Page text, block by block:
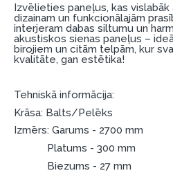
Līzinga līgumu drīkst
kura ir norādīta kredīta
Papildu informācija:
preču piegādes
garantijas un atgriesanas
Finansiālā atbildība:
Aicinām aizņemties
lūdzu, izvērtējiet savas
Izvēlieties paneļus, kas
dizainam un funkcionālajām
interjeram dabas siltumu un
akustiskos sienas paneļus –
birojiem un citām telpām, kur
kvalitāte, gan estētika!
Tehniskā informācija:
Krāsa: Balts/Pelēks
Izmērs: Garums - 2700 mm
Platums - 300 mm
Biezums - 27 mm